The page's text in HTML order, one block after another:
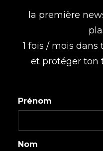
la première
1 fois / mois
et protéger ton
Prénom
Nom